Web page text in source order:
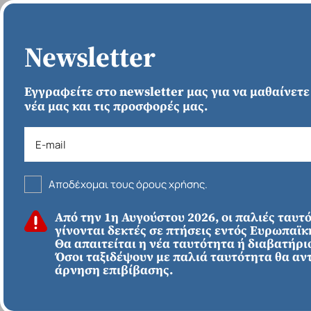
Newsletter
Εγγραφείτε στο newsletter μας για να
νέα μας και τις προσφορές μας.
Αποδέχομαι τους όρους χρήσης.
Από την 1η Αυγούστου 2026, οι παλιές
γίνονται δεκτές σε πτήσεις εντός
Θα απαιτείται η νέα ταυτότητα ή
Όσοι ταξιδέψουν με παλιά ταυτότητα θα
άρνηση επιβίβασης.
Απευθείας απο
Ηράκλειο
Εκτός Ευρώπης
ΕΥΡΩΠΗ
Σκωτία